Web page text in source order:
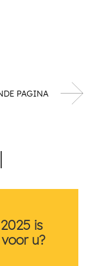
PAGINA
is
u?